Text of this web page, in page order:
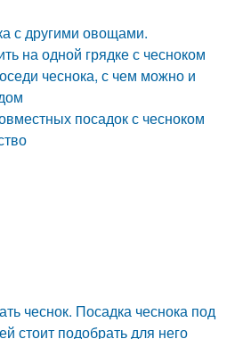
с другими овощами.
на одной грядке с чесноком
чеснока, с чем можно и
посадок с чесноком
чеснок. Посадка чеснока под
стоит подобрать для него